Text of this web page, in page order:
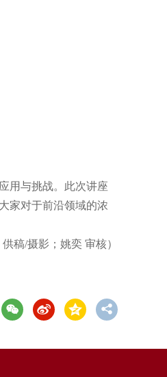
用与挑战。此次讲座
家对于前沿领域的浓
/摄影；姚奕 审核）